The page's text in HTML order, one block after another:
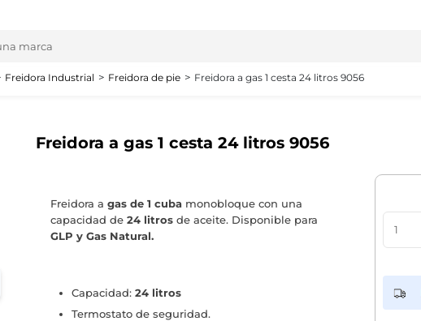
Freidora Industrial Freidora de pie Freidora a gas 1 cesta 24 litros 9056
Freidora a gas 1 cesta 24 litros 9056
Freidora a gas de 1 cubamonobloque con una
capacidad de 24 litrosde aceite. Disponible para
GLP y Gas Natural.
Capacidad:24 litros
Termostato de seguridad.